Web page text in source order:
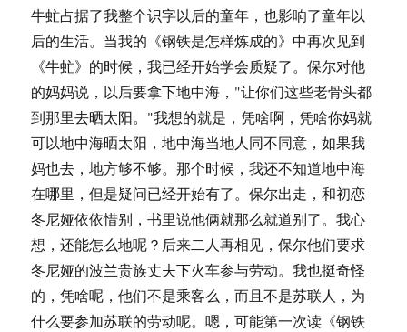
牛虻占据了我整个识字以后的童年，也影响了童年以
后的生活。当我的《钢铁是怎样炼成的》中再次见到
《牛虻》的时候，我已经开始学会质疑了。保尔对他
的妈妈说，以后要拿下地中海，"让你们这些老骨头都
到那里去晒太阳。"我想的就是，凭啥啊，凭啥你妈就
可以地中海晒太阳，地中海当地人同不同意，如果我
妈也去，地方够不够。那个时候，我还不知道地中海
在哪里，但是疑问已经开始有了。保尔出走，和初恋
冬尼娅依依惜别，书里说他俩就那么就道别了。我心
想，还能怎么地呢？后来二人再相见，保尔他们要求
冬尼娅的波兰贵族丈夫下火车参与劳动。我也挺奇怪
的，凭啥呢，他们不是乘客么，而且不是苏联人，为
什么要参加苏联的劳动呢。嗯，可能第一次读《钢铁